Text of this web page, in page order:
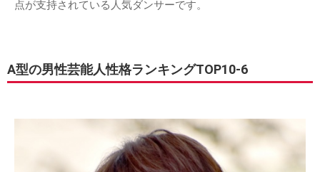
点が支持されている人気ダンサーです。
A型の男性芸能人性格ランキングTOP10-6